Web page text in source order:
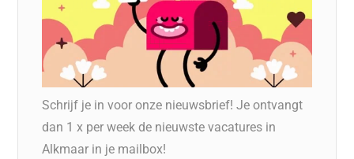
Schrijf je in voor onze nieuwsbrief! Je ontvangt
dan 1 x per week de nieuwste vacatures in
Alkmaar in je mailbox!